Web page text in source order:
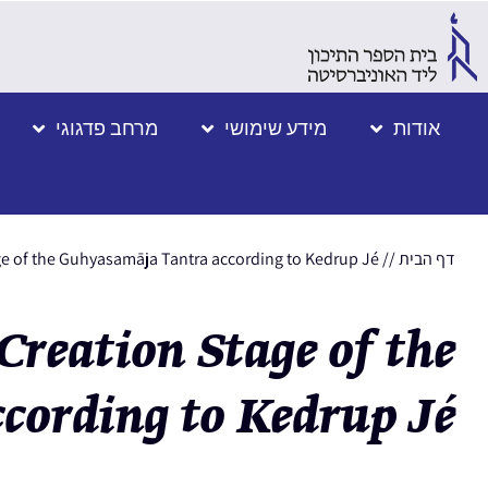
אודות מידע שימושי מרחב פדגוגי
דף הבית//
of the Guhyasamāja Tantra according to Kedrup Jé
Stage of the
to Kedrup Jé